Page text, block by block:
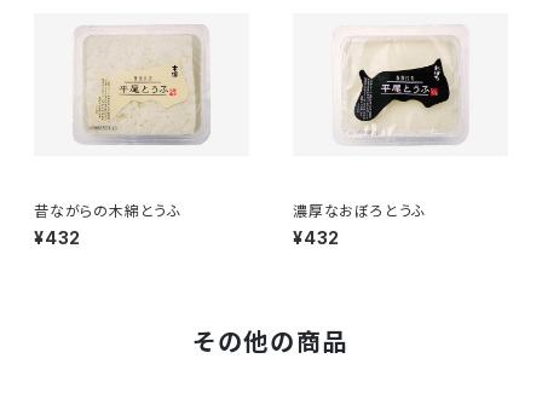
昔ながらの木綿とうふ
¥432
濃厚なおぼろとうふ
¥432
その他の商品